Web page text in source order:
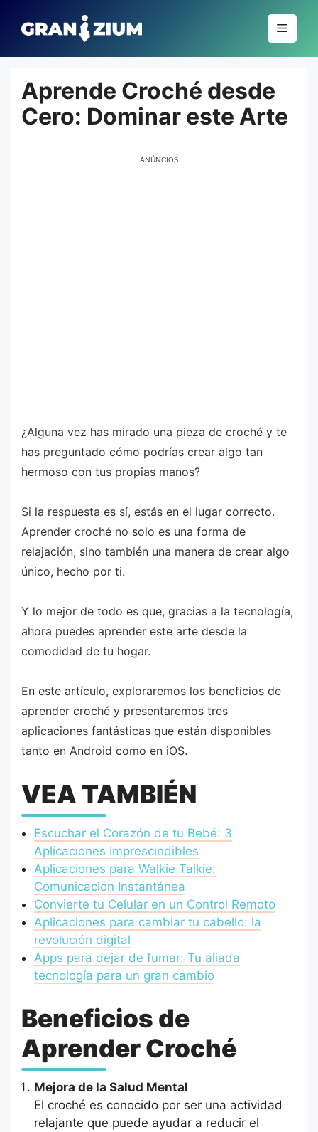
para
conteúdo
Menu
Aprende Croché desde
Cero: Dominar este Arte
ANÚNCIOS
¿Alguna vez has mirado una pieza de croché y te
has preguntado cómo podrías crear algo tan
hermoso con tus propias manos?
Si la respuesta es sí, estás en el lugar correcto.
Aprender croché no solo es una forma de
relajación, sino también una manera de crear algo
único, hecho por ti.
Y lo mejor de todo es que, gracias a la tecnología,
ahora puedes aprender este arte desde la
comodidad de tu hogar.
En este artículo, exploraremos los beneficios de
aprender croché y presentaremos tres
aplicaciones fantásticas que están disponibles
tanto en Android como en iOS.
VEA TAMBIÉN
Escuchar el Corazón de tu Bebé: 3
Aplicaciones Imprescindibles
Aplicaciones para Walkie Talkie:
Comunicación Instantánea
Convierte tu Celular en un Control Remoto
Aplicaciones para cambiar tu cabello: la
revolución digital
Apps para dejar de fumar: Tu aliada
tecnología para un gran cambio
Beneficios de
Aprender Croché
Mejora de la Salud Mental
El croché es conocido por ser una actividad
relajante que puede ayudar a reducir el